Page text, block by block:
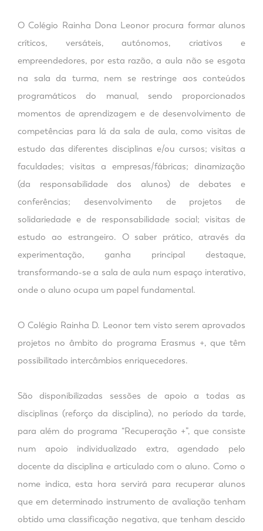
O Colégio Rainha Dona Leonor procura formar alunos
críticos, versáteis, autónomos, criativos e
empreendedores, por esta razão, a aula não se esgota
na sala da turma, nem se restringe aos conteúdos
programáticos do manual, sendo proporcionados
momentos de aprendizagem e de desenvolvimento de
competências para lá da sala de aula, como visitas de
estudo das diferentes disciplinas e/ou cursos; visitas a
faculdades; visitas a empresas/fábricas; dinamização
(da responsabilidade dos alunos) de debates e
conferências; desenvolvimento de projetos de
solidariedade e de responsabilidade social; visitas de
estudo ao estrangeiro. O saber prático, através da
experimentação, ganha principal destaque,
transformando-se a sala de aula num espaço interativo,
onde o aluno ocupa um papel fundamental.
O Colégio Rainha D. Leonor tem visto serem aprovados
projetos no âmbito do programa Erasmus +, que têm
possibilitado intercâmbios enriquecedores.
São disponibilizadas sessões de apoio a todas as
disciplinas (reforço da disciplina), no período da tarde,
para além do programa “Recuperação +”, que consiste
num apoio individualizado extra, agendado pelo
docente da disciplina e articulado com o aluno. Como o
nome indica, esta hora servirá para recuperar alunos
que em determinado instrumento de avaliação tenham
obtido uma classificação negativa, que tenham descido